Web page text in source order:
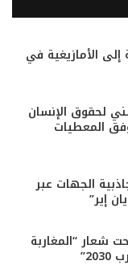
k
T
k
ت
س
ب
الأمازيغية في
لحقوق الإنسان
ويرصد 14 وفاة وفق المعطيات
الجهات عبر
إير”
شعار “المغاربة